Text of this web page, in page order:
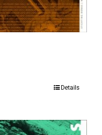
Details